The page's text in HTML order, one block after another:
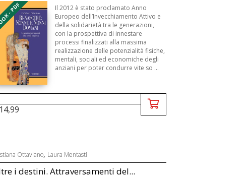
- PDF
Il 2012 è stato proclamato Anno
Europeo dell’Invecchiamento Attivo e
della solidarietà tra le generazioni,
con la prospettiva di innestare
processi finalizzati alla massima
realizzazione delle potenzialità fisiche,
mentali, sociali ed economiche degli
anziani per poter condurre vite so ...
Ottaviano, Laura Mentasti
i destini. Attraversamenti del...